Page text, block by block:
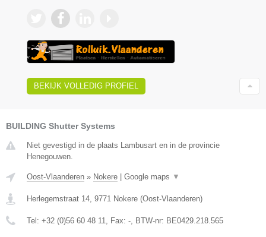
BEKIJK VOLLEDIG PROFIEL
BUILDING Shutter Systems
Niet gevestigd in de plaats Lambusart en in de provincie
Henegouwen.
Oost-Vlaanderen » Nokere Google maps ▼
Herlegemstraat 14 9771 Nokere (Oost-Vlaanderen)
Tel: +32 (0)56 60 48 11 , Fax: - , BTW-nr: BE0429.218.565